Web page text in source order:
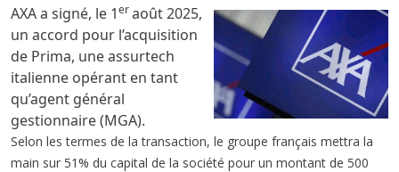
AXA a signé, le 1eraoût 2025,
un accord pour l’acquisition
de Prima, une assurtech
italienne opérant en tant
qu’agent général
gestionnaire (MGA).
Selon les termes de la transaction, le groupe français mettra la
main sur 51% du capital de la société pour un montant de 500